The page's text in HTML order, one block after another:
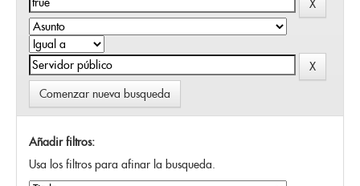
Comenzar nueva busqueda
Añadir filtros:
Usa los filtros para afinar la busqueda.